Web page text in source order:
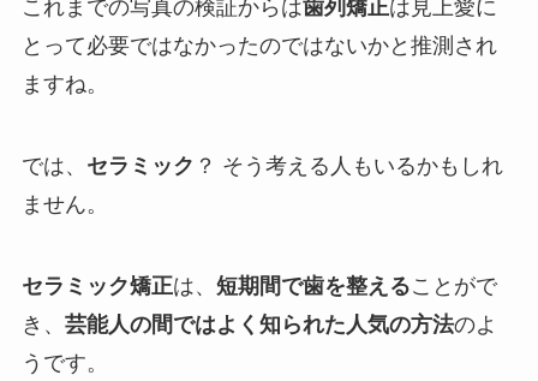
これまでの写真の検証からは歯列矯正は見上愛に
とって必要ではなかったのではないかと推測され
ますね。
では、 セラミック ？ そう考える人もいるかもしれ
ません。
セラミック矯正は、 短期間で歯を整えることがで
き、 芸能人の間ではよく知られた人気の方法のよ
うです。